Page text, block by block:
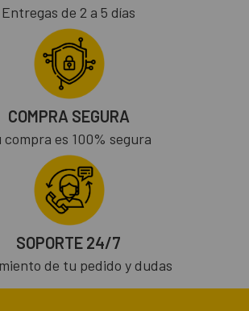
Entregas de 2 a 5 días
COMPRA SEGURA
compra es 100% segura
SOPORTE 24/7
de tu pedido y dudas